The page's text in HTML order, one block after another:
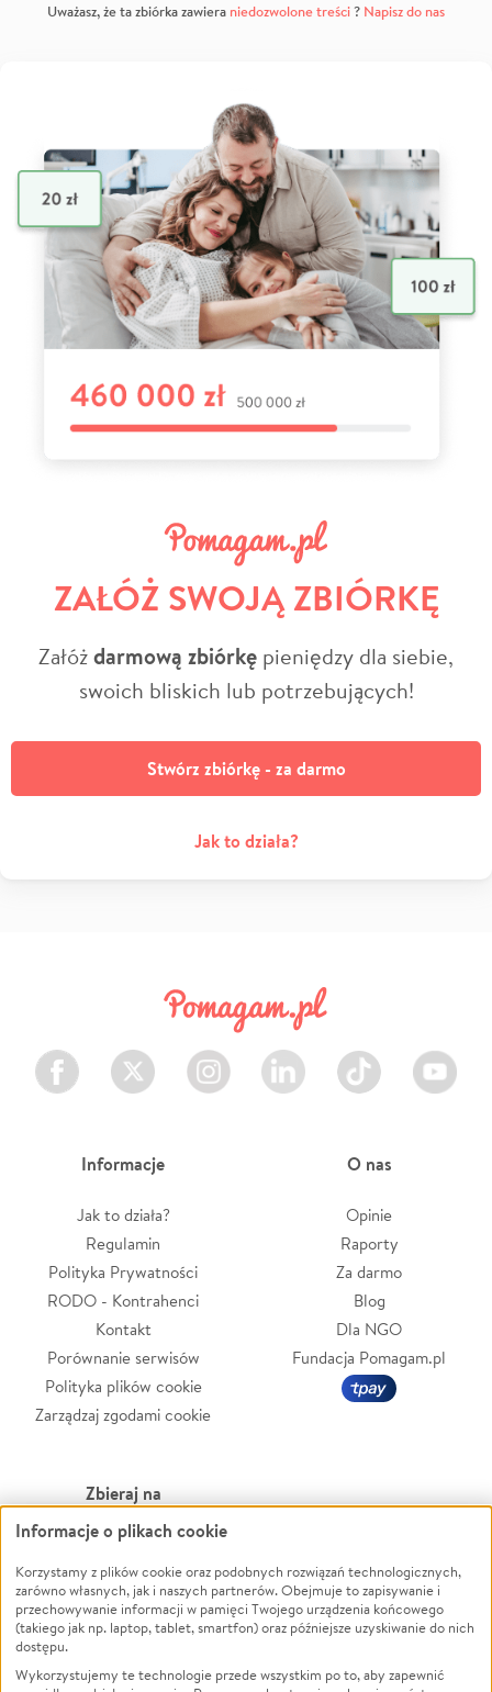
Uważasz, że ta zbiórka zawiera niedozwolone treści? Napisz do nas
ZAŁÓŻ SWOJĄ ZBIÓRKĘ
Załóżdarmową zbiórkę pieniędzy dla siebie,
swoich bliskich lub potrzebujących!
Stwórz zbiórkę - za darmo
Jak to działa?
Facebook Twitter Instagram LinkedIn TikTok Youtube
Informacje
Jak to działa?
Regulamin
Polityka Prywatności
RODO - Kontrahenci
Kontakt
Porównanie serwisów
Polityka plików cookie
Zarządzaj zgodami cookie
O nas
Opinie
Raporty
Za darmo
Blog
Dla NGO
Fundacja Pomagam.pl
Zbieraj na
Leczenie
Zwierzęta
Pożar
Ukraina
Pomoc Finansowa
Powódź
Wichura
NGO
Edukacja
Informacje o plikach cookie
Korzystamy z plików cookie oraz podobnych rozwiązań technologicznych,
zarówno własnych, jak i naszych partnerów. Obejmuje to zapisywanie i
przechowywanie informacji w pamięci Twojego urządzenia końcowego
(takiego jak np. laptop, tablet, smartfon) oraz późniejsze uzyskiwanie do nich
dostępu.
Wykorzystujemy te technologie przede wszystkim po to, aby zapewnić